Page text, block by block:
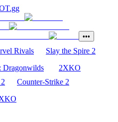
.gg
•••
Rivals
Slay the Spire 2
Dragonwilds
2XKO
Counter-Strike 2